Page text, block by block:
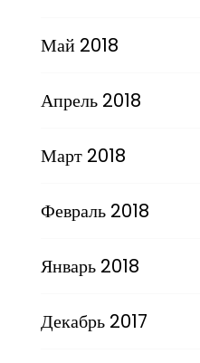
Май 2018
Апрель 2018
Март 2018
Февраль 2018
Январь 2018
Декабрь 2017